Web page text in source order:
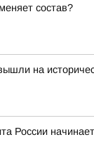
состав?
на
России